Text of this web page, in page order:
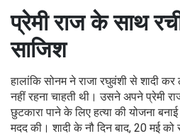
प्रेमी राज के साथ
साजिश
हालांकि सोनम ने राजा रघुवंशी से शादी
नहीं रहना चाहती थी। उसने अपने प्रेमी
छुटकारा पाने के लिए हत्या की योजना
मदद की। शादी के नौ दिन बाद, 20 मई